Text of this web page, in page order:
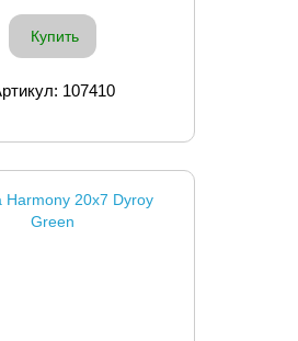
Купить
107410
Harmony 20x7 Dyroy
Green